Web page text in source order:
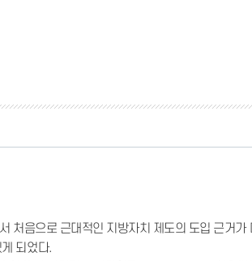
처음으로 근대적인 지방자치 제도의 도입 근거
되었다.